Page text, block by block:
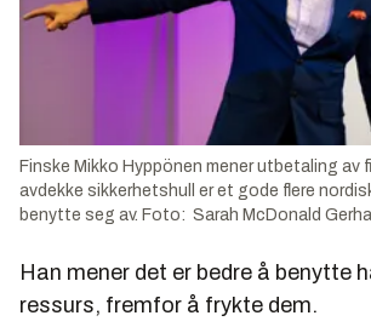
Finske Mikko Hyppönen mener utbetaling av
avdekke sikkerhetshull er et gode flere
benytte seg av. Foto: Sarah McDonald
Han mener det er bedre å benytte
ressurs, fremfor å frykte dem.